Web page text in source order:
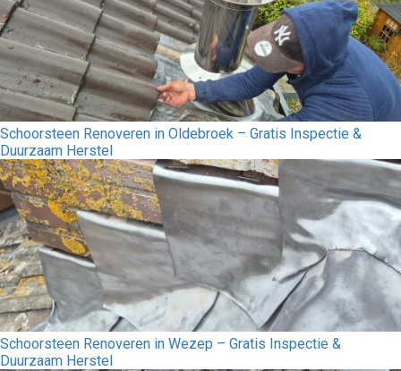
Schoorsteen Renoveren in Oldebroek – Gratis Inspectie &
Duurzaam Herstel
Schoorsteen Renoveren in Wezep – Gratis Inspectie &
Duurzaam Herstel